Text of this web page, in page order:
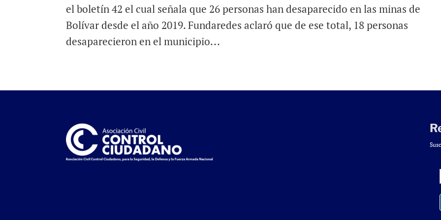
el boletín 42 el cual señala que 26 personas han desaparecido en las minas de
Bolívar desde el año 2019. Fundaredes aclaró que de ese total, 18 personas
desaparecieron en el municipio...